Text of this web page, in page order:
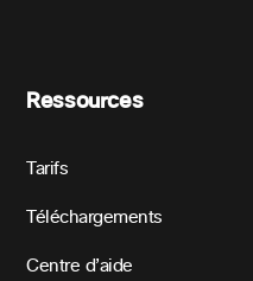
Ressources
Tarifs
Téléchargements
Centre d’aide